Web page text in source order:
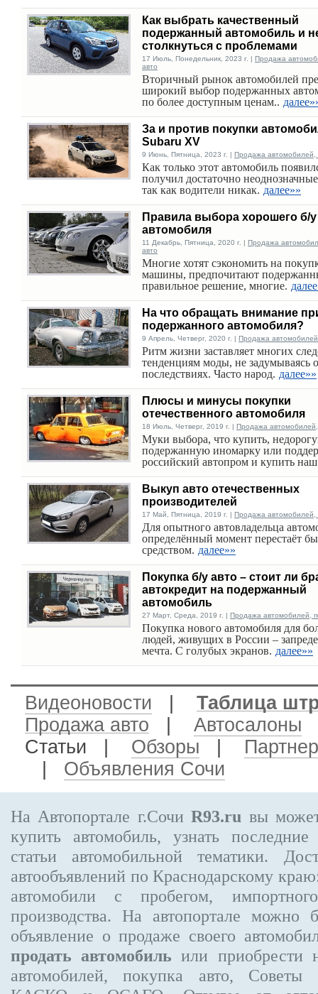
Как выбрать качественный
подержанный автомобиль и
столкнуться с проблемами
17 Июль, Понедельник, 2023 г. | Продажа
авто
Вторичный рынок автомобилей
широкий выбор подержанных
по более доступным ценам..
За и против покупки
Subaru XV
9 Июнь, Пятница, 2023 г. | Продажа автомобилей,
Как только этот автомобиль
получил достаточно
так как водители никак. далее»»
Правила выбора хорошего б/у
автомобиля
11 Декабрь, Пятница, 2020 г. | Продажа
авто
Многие хотят сэкономить на
машины, предпочитают
правильное решение, многие.
На что обращать внимание
подержанного автомобиля?
9 Апрель, Четверг, 2020 г. | Продажа
Ритм жизни заставляет многих
тенденциям моды, не задумываясь о
последствиях. Часто народ. далее»»
Плюсы и минусы покупки
отечественного автомобиля
18 Июль, Четверг, 2019 г. | Продажа автомобилей,
Муки выбора, что купить,
подержанную иномарку или
российский автопром и купить
Выкуп авто отечественных
производителей
17 Май, Пятница, 2019 г. | Продажа автомобилей,
Для опытного автовладельца
определённый момент перестаёт
средством. далее»»
Покупка б/у авто – стоит ли
автокредит на подержанный
автомобиль
27 Март, Среда, 2019 г. | Продажа автомобилей,
Покупка нового автомобиля для
людей, живущих в России –
мечта. С голубых экранов. далее»»
Видеоновости
Таблица
Продажа авто
Автосалоны
Статьи | Обзоры
Объявления Сочи
На Автопортале г.СочиR93.ru вы
купить автомобиль, узнать
статьи автомобильной тематики.
автообъявлений по Краснодарскому
автомобили с пробегом,
производства. На автопортале можно
объявление о продаже своего
продать автомобиль или приобрести
автомобилей, покупка авто, Советы